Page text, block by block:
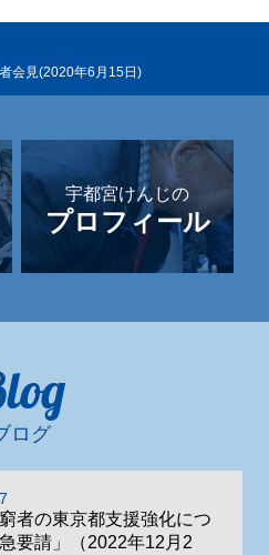
会見(2020年6月15日)
宇都宮けんじの
プロフィール
ログ
窮者の東京都支援強化につ
要請」（2022年12月2